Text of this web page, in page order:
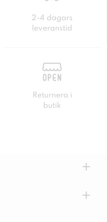
2-4 dagars
leveranstid
Returnera i
butik
+
+